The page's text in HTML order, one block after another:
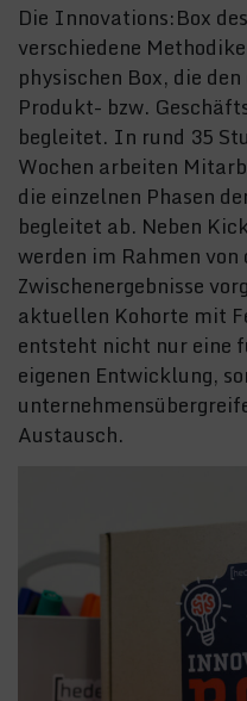
Die Innovations:Box
verschiedene
physischen Box, die
Produkt- bzw.
begleitet. In rund 35
Wochen arbeiten
die einzelnen Phasen
begleitet ab. Neben
werden im Rahmen
Zwischenergebnisse
aktuellen Kohorte mit
entsteht nicht nur eine
eigenen Entwicklung,
Austausch.